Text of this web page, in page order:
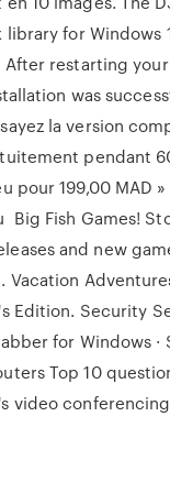
for Windows
After restarting
was
la version
pendant
pour 199,00 MAD »
Big Fish Games!
and new
Vacation
Edition. Security
for Windows ·
Top 10
video